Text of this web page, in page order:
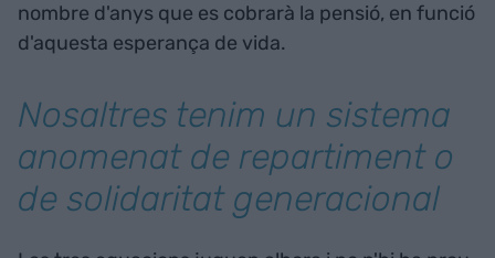
nombre d'anys que es cobrarà la pensió, en funció
d'aquesta esperança de vida.
Nosaltres tenim un sistema
anomenat de repartiment o
de solidaritat generacional